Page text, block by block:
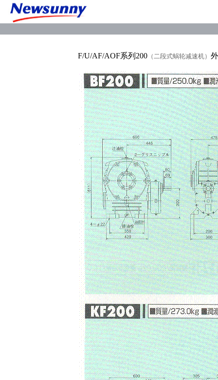
F/U/AF/AOF系列200 （二段式蜗轮减速机）